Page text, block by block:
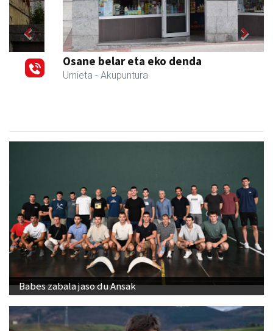
Osane belar eta eko denda
Urnieta - Akupuntura
Previous Next
Babes zabala jaso du Ansak